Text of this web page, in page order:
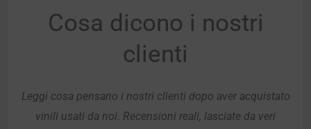
Cosa dicono i nostri
clienti
Leggi cosa pensano i nostri clienti dopo aver acquistato
vinili usati da noi. Recensioni reali, lasciate da veri